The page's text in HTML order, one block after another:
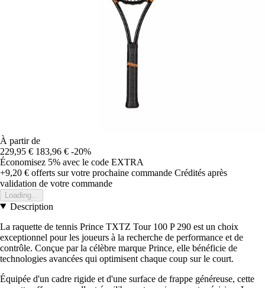
À partir de
229,95 € 183,96 € -20%
Économisez 5% avec le code EXTRA
+9,20 € offerts sur votre prochaine commande Crédités après
validation de votre commande
Loading...
Description
La raquette de tennis Prince TXTZ Tour 100 P 290 est un choix
exceptionnel pour les joueurs à la recherche de performance et de
contrôle. Conçue par la célèbre marque Prince, elle bénéficie de
technologies avancées qui optimisent chaque coup sur le court.
Équipée d'un cadre rigide et d'une surface de frappe généreuse, cette